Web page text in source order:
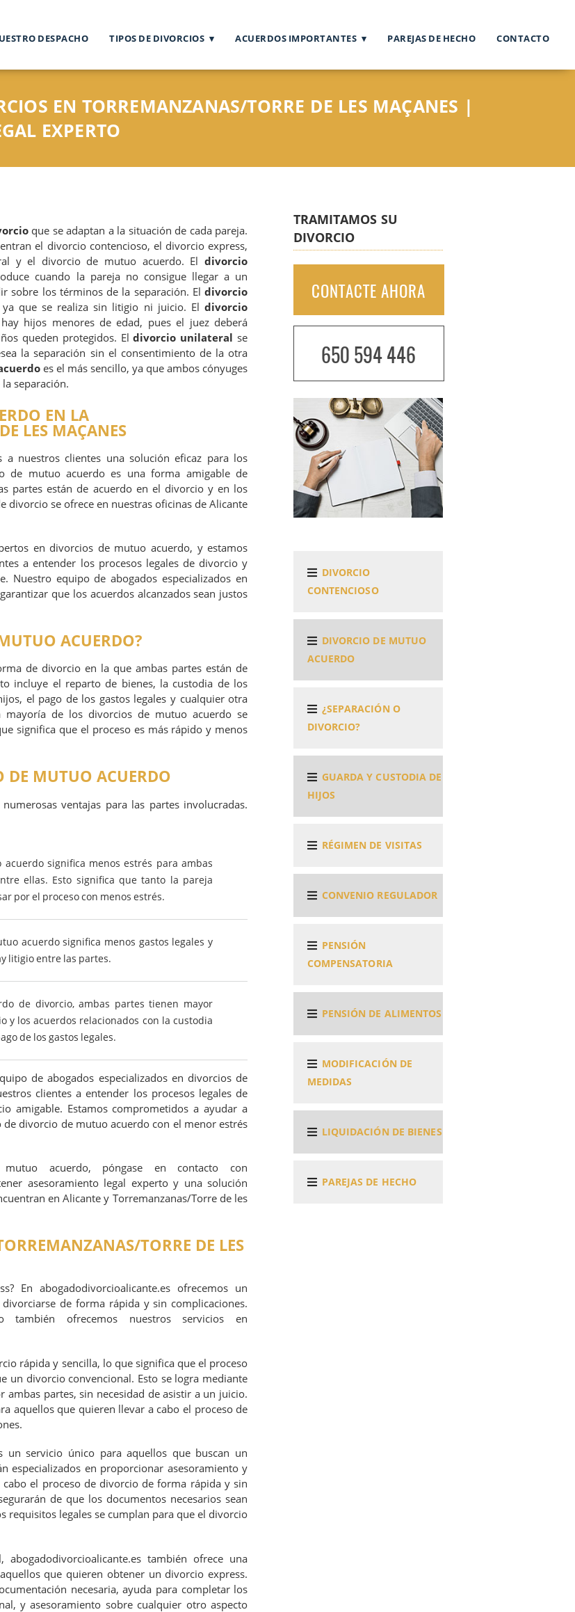
DESPACHO TIPOS DE DIVORCIOS ACUERDOS IMPORTANTES PAREJAS DE HECHO CONTACTO
EN TORREMANZANAS/TORRE DE LES MAÇANES |
EXPERTO
que se adaptan a la situación de cada pareja.
el divorcio contencioso, el divorcio express,
y el divorcio de mutuo acuerdo. Eldivorcio
cuando la pareja no consigue llegar a un
sobre los términos de la separación. Eldivorcio
que se realiza sin litigio ni juicio. Eldivorcio
hijos menores de edad, pues el juez deberá
queden protegidos. Eldivorcio unilateral se
la separación sin el consentimiento de la otra
es el más sencillo, ya que ambos cónyuges
separación.
EN LA
LES MAÇANES
a nuestros clientes una solución eficaz para los
de mutuo acuerdo es una forma amigable de
partes están de acuerdo en el divorcio y en los
divorcio se ofrece en nuestras oficinas de Alicante
en divorcios de mutuo acuerdo, y estamos
a entender los procesos legales de divorcio y
Nuestro equipo de abogados especializados en
que los acuerdos alcanzados sean justos
ACUERDO?
de divorcio en la que ambas partes están de
incluye el reparto de bienes, la custodia de los
el pago de los gastos legales y cualquier otra
mayoría de los divorcios de mutuo acuerdo se
significa que el proceso es más rápido y menos
DE MUTUO ACUERDO
ventajas para las partes involucradas.
significa menos estrés para ambas
ellas. Esto significa que tanto la pareja
por el proceso con menos estrés.
acuerdo significa menos gastos legales y
litigio entre las partes.
de divorcio, ambas partes tienen mayor
y los acuerdos relacionados con la custodia
de los gastos legales.
de abogados especializados en divorcios de
clientes a entender los procesos legales de
amigable. Estamos comprometidos a ayudar a
divorcio de mutuo acuerdo con el menor estrés
acuerdo, póngase en contacto con
asesoramiento legal experto y una solución
en Alicante y Torremanzanas/Torre de les
TORRE DE LES
En abogadodivorcioalicante.es ofrecemos un
de forma rápida y sin complicaciones.
también ofrecemos nuestros servicios en
rápida y sencilla, lo que significa que el proceso
un divorcio convencional. Esto se logra mediante
partes, sin necesidad de asistir a un juicio.
aquellos que quieren llevar a cabo el proceso de
un servicio único para aquellos que buscan un
especializados en proporcionar asesoramiento y
el proceso de divorcio de forma rápida y sin
de que los documentos necesarios sean
requisitos legales se cumplan para que el divorcio
abogadodivorcioalicante.es también ofrece una
que quieren obtener un divorcio express.
necesaria, ayuda para completar los
y asesoramiento sobre cualquier otro aspecto
TRAMITAMOS SU
DIVORCIO
CONTACTE AHORA
650 594 446
DIVORCIO
CONTENCIOSO
DIVORCIO DE MUTUO
ACUERDO
¿SEPARACIÓN O
DIVORCIO?
GUARDA Y CUSTODIA DE
HIJOS
RÉGIMEN DE VISITAS
CONVENIO REGULADOR
PENSIÓN
COMPENSATORIA
PENSIÓN DE ALIMENTOS
MODIFICACIÓN DE
MEDIDAS
LIQUIDACIÓN DE BIENES
PAREJAS DE HECHO